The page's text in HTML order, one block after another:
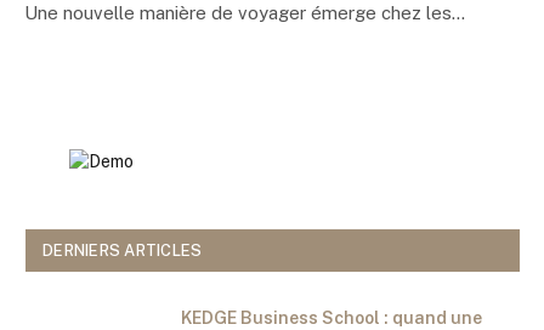
Une nouvelle manière de voyager émerge chez les…
DERNIERS ARTICLES
KEDGE Business School : quand une